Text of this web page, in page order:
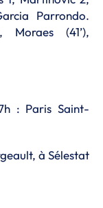
Parrondo.
Moraes (41’),
: Paris Saint-
à Sélestat